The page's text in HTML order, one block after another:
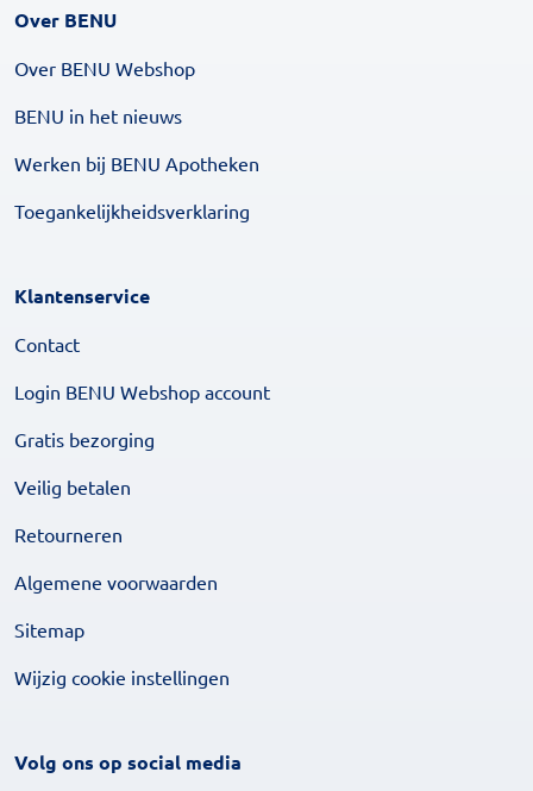
Over BENU
Over BENU Webshop
BENU in het nieuws
Werken bij BENU Apotheken
Toegankelijkheidsverklaring
Klantenservice
Contact
Login BENU Webshop account
Gratis bezorging
Veilig betalen
Retourneren
Algemene voorwaarden
Sitemap
Wijzig cookie instellingen
Volg ons op social media